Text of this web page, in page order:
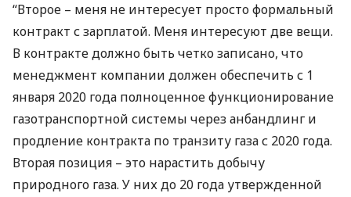
“Второе – меня не интересует просто формальный
контракт с зарплатой. Меня интересуют две вещи.
В контракте должно быть четко записано, что
менеджмент компании должен обеспечить с 1
января 2020 года полноценное функционирование
газотранспортной системы через анбандлинг и
продление контракта по транзиту газа с 2020 года.
Вторая позиция – это нарастить добычу
природного газа. У них до 20 года утвержденной